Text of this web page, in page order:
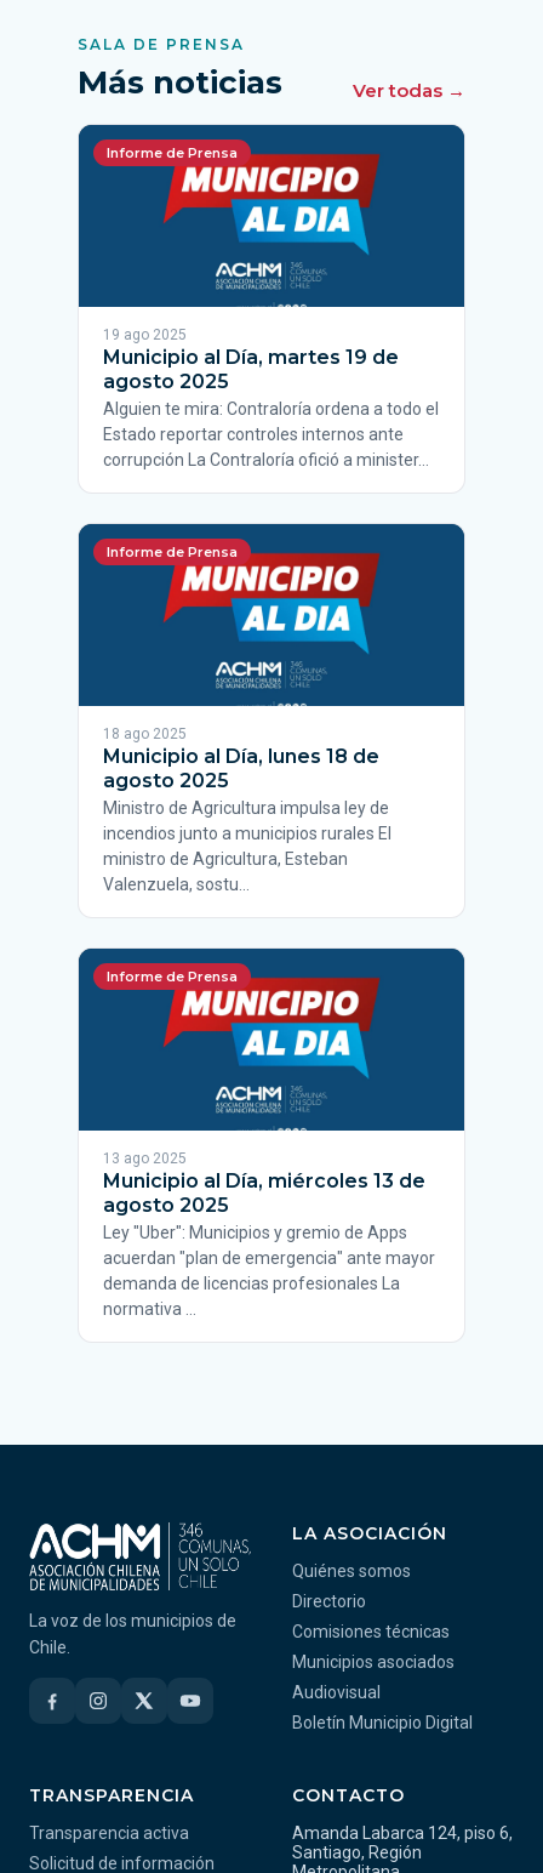
SALA DE PRENSA
Más noticias Ver todas →
Informe de Prensa
19 ago 2025
Municipio al Día, martes 19 de
agosto 2025
Alguien te mira: Contraloría ordena a todo el
Estado reportar controles internos ante
corrupción La Contraloría ofició a minister…
Informe de Prensa
18 ago 2025
Municipio al Día, lunes 18 de
agosto 2025
Ministro de Agricultura impulsa ley de
incendios junto a municipios rurales El
ministro de Agricultura, Esteban
Valenzuela, sostu…
Informe de Prensa
13 ago 2025
Municipio al Día, miércoles 13 de
agosto 2025
Ley "Uber": Municipios y gremio de Apps
acuerdan "plan de emergencia" ante mayor
demanda de licencias profesionales La
normativa …
La voz de los municipios de
Chile.
LA ASOCIACIÓN
Quiénes somos
Directorio
Comisiones técnicas
Municipios asociados
Audiovisual
Boletín Municipio Digital
TRANSPARENCIA
Transparencia activa
Solicitud de información
CONTACTO
Amanda Labarca 124, piso 6,
Santiago, Región